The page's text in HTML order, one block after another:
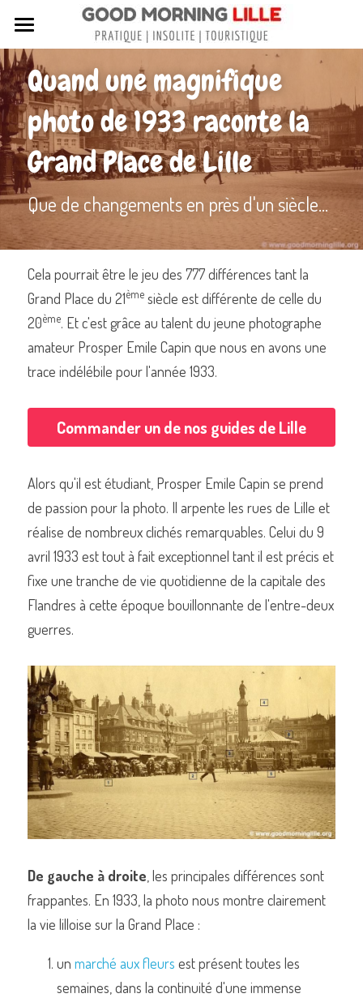
Sortir à Lille
Lille de A à Z
Nos livres sur Lille
Lille insolite et secret
Street Art à Lille
Toutes les rues de Lille
Contactez-nous
Rechercher
Commander un de nos livres sur Lille
Quand une magnifique
photo de 1933 raconte la
Grand Place de Lille
Que de changements en près d'un siècle...
Cela pourrait être le jeu des 777 différences tant la
Grand Place du 21ème siècle est différente de celle du
20ème. Et c'est grâce au talent du jeune photographe
amateur Prosper Emile Capin que nous en avons une
trace indélébile pour l'année 1933.
Commander un de nos guides de Lille
Alors qu'il est étudiant, Prosper Emile Capin se prend
de passion pour la photo. Il arpente les rues de Lille et
réalise de nombreux clichés remarquables. Celui du 9
avril 1933 est tout à fait exceptionnel tant il est précis et
fixe une tranche de vie quotidienne de la capitale des
Flandres à cette époque bouillonnante de l'entre-deux
guerres.
De gauche à droite , les principales différences sont
frappantes. En 1933, la photo nous montre clairement
la vie lilloise sur la Grand Place :
un marché aux fleurs est présent toutes les
semaines, dans la continuité d'une immense